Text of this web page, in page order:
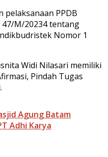
PPDB
47/M/20234 tentang
Nomor 1
Widi Nilasari memiliki
Pindah Tugas
Agung Batam
Adhi Karya